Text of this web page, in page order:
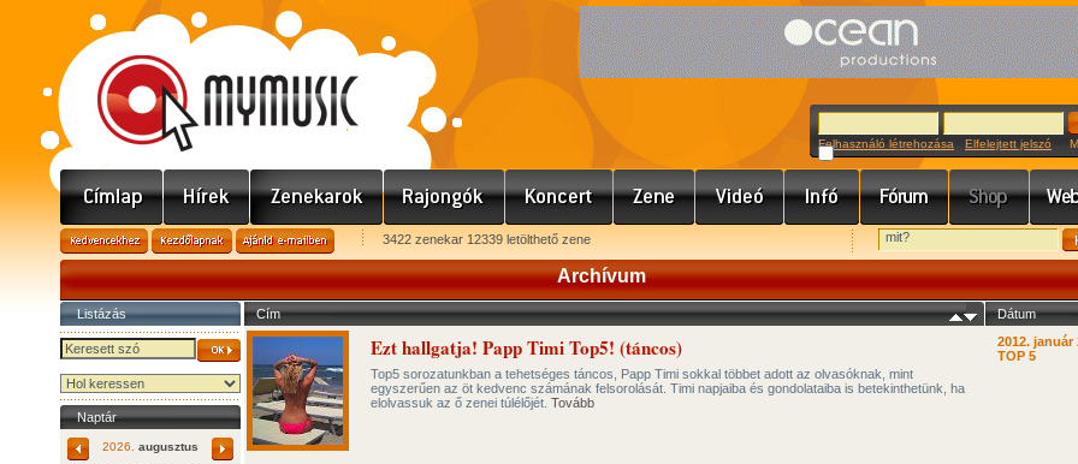
Felhasználó létrehozása Elfelejtett jelszó
3422 zenekar 12339 letölthető zene
Archívum
Listázás
Naptár
2026. augusztus
Cím Dátum
Ezt hallgatja! Papp Timi Top5! (táncos)
Top5 sorozatunkban a tehetséges táncos, Papp Timi sokkal többet adott az olvasóknak, mint
egyszerűen az öt kedvenc számának felsorolását. Timi napjaiba és gondolataiba is betekinthetünk, ha
elolvassuk az ő zenei túlélőjét. Tovább
2012. január
TOP 5